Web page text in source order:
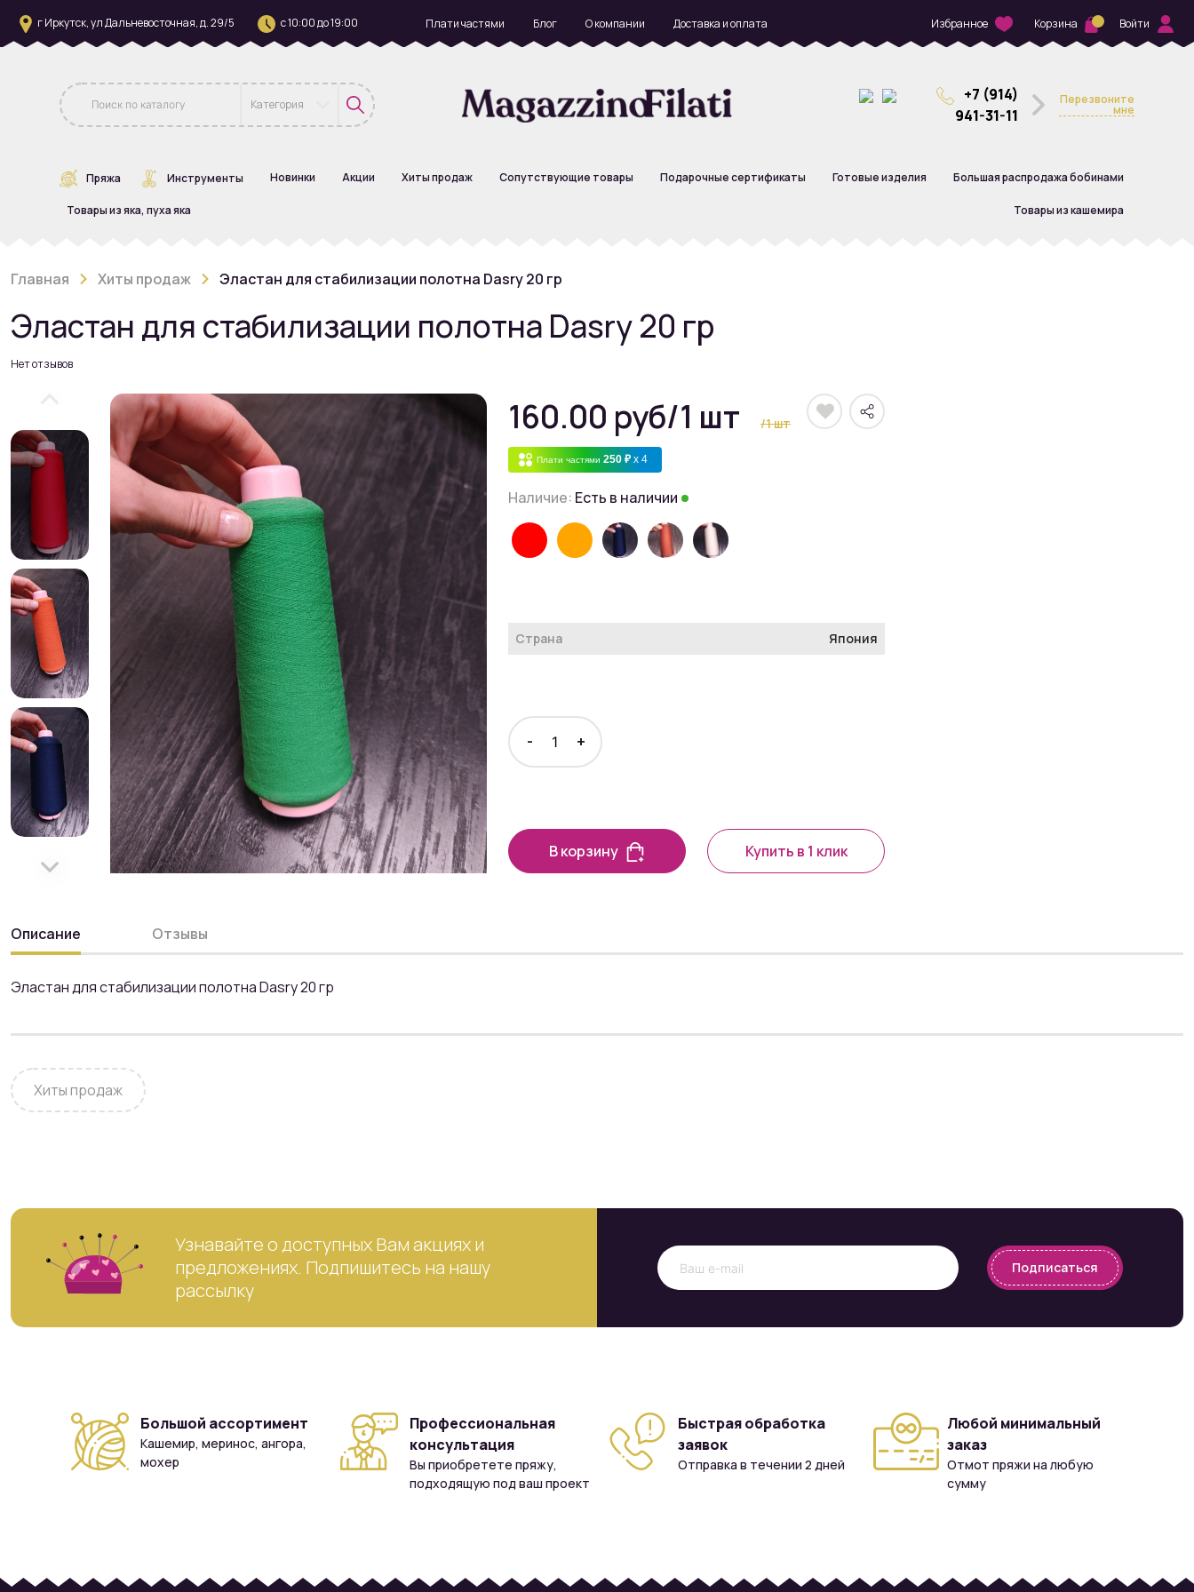
г Иркутск, ул Дальневосточная, д. 29/5 с 10:00 до 19:00 Плати частями Блог О компании Доставка и оплата Избранное Корзина Войти
Категория
+7 (914)
941-31-11
Перезвоните
мне
Пряжа Инструменты Новинки Акции Хиты продаж Сопутствующие товары Подарочные сертификаты Готовые изделия Большая распродажа бобинами
Товары из яка, пуха яка Товары из кашемира
Главная Хиты продаж Эластан для стабилизации полотна Dasry 20 гр
Эластан для стабилизации полотна Dasry 20 гр
Нет отзывов
160.00 руб/1 шт /1 шт
Плати частями 250 ₽ x 4
Наличие: Есть в наличии
Страна Япония
- +
В корзину Купить в 1 клик
Описание Отзывы
Эластан для стабилизации полотна Dasry 20 гр
Хиты продаж
Узнавайте о доступных Вам акциях и
предложениях. Подпишитесь на нашу
рассылку
Подписаться
Большой ассортимент
Кашемир, меринос, ангора,
мохер
Профессиональная
консультация
Вы приобретете пряжу,
подходящую под ваш проект
Быстрая обработка
заявок
Отправка в течении 2 дней
Любой минимальный
заказ
Отмот пряжи на любую
сумму